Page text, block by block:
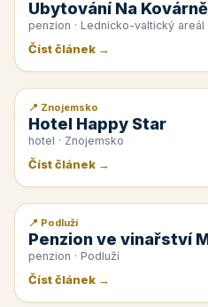
Ubytování Na Kovárně
penzion · Lednicko-valtický areál
Číst článek →
📰 PR článek
📍 Znojemsko
Hotel Happy Star
hotel · Znojemsko
Číst článek →
📰 PR článek
📍 Podluží
Penzion ve vinařství
penzion · Podluží
Číst článek →